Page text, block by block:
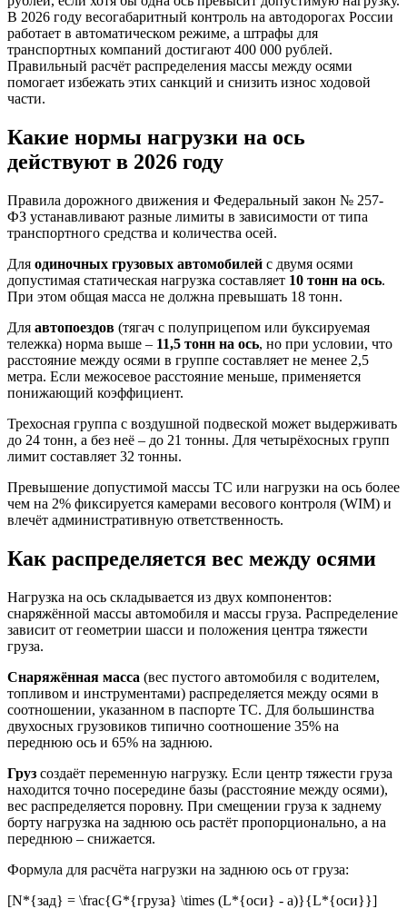
В 2026 году весогабаритный контроль на автодорогах России
работает в автоматическом режиме, а штрафы для
транспортных компаний достигают 400 000 рублей.
Правильный расчёт распределения массы между осями
помогает избежать этих санкций и снизить износ ходовой
части.
Какие нормы нагрузки на ось
действуют в 2026 году
Правила дорожного движения и Федеральный закон № 257-
ФЗ устанавливают разные лимиты в зависимости от типа
транспортного средства и количества осей.
Для одиночных грузовых автомобилей с двумя осями
допустимая статическая нагрузка составляет 10 тонн на ось.
При этом общая масса не должна превышать 18 тонн.
Для автопоездов (тягач с полуприцепом или буксируемая
тележка) норма выше – 11,5 тонн на ось, но при условии, что
расстояние между осями в группе составляет не менее 2,5
метра. Если межосевое расстояние меньше, применяется
понижающий коэффициент.
Трехосная группа с воздушной подвеской может выдерживать
до 24 тонн, а без неё – до 21 тонны. Для четырёхосных групп
лимит составляет 32 тонны.
Превышение допустимой массы ТС или нагрузки на ось более
чем на 2% фиксируется камерами весового контроля (WIM) и
влечёт административную ответственность.
Как распределяется вес между осями
Нагрузка на ось складывается из двух компонентов:
снаряжённой массы автомобиля и массы груза. Распределение
зависит от геометрии шасси и положения центра тяжести
груза.
Снаряжённая масса (вес пустого автомобиля с водителем,
топливом и инструментами) распределяется между осями в
соотношении, указанном в паспорте ТС. Для большинства
двухосных грузовиков типично соотношение 35% на
переднюю ось и 65% на заднюю.
Груз создаёт переменную нагрузку. Если центр тяжести груза
находится точно посередине базы (расстояние между осями),
вес распределяется поровну. При смещении груза к заднему
борту нагрузка на заднюю ось растёт пропорционально, а на
переднюю – снижается.
Формула для расчёта нагрузки на заднюю ось от груза:
[N*{зад} = \frac{G*{груза} \times (L*{оси} - a)}{L*{оси}}]